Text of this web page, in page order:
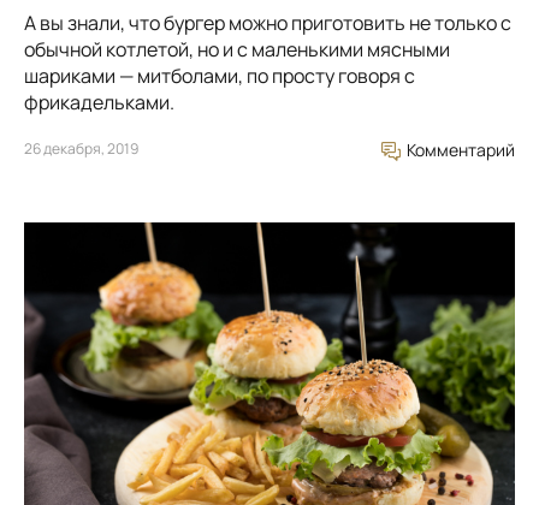
А вы знали, что бургер можно приготовить не только с
обычной котлетой, но и с маленькими мясными
шариками — митболами, по просту говоря с
фрикадельками.
26 декабря, 2019 Комментарий